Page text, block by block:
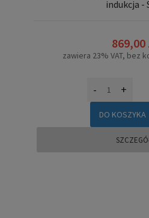
indukcja -
869,00
zawiera 23% VAT, bez
- +
DO KOSZYKA